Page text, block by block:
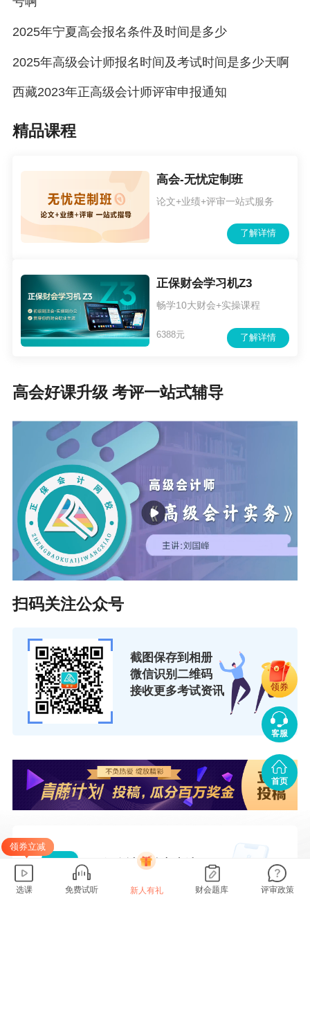
号啊
2025年宁夏高会报名条件及时间是多少
2025年高级会计师报名时间及考试时间是多少天啊
精品课程
高会-无忧定制班
正保财会学习机Z3
6388元
高会好课升级 考评一站式辅导
扫码关注公众号
领券立减
选课 免费试听 新人有礼 财会题库 评审政策
客服
首页
领券